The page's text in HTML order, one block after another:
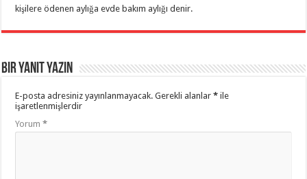
kişilere ödenen aylığa evde bakım aylığı denir.
Bir yanıt yazın
E-posta adresiniz yayınlanmayacak. Gerekli alanlar* ile
işaretlenmişlerdir
Yorum*